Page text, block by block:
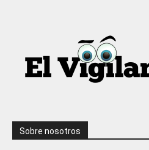
Sobre nosotros